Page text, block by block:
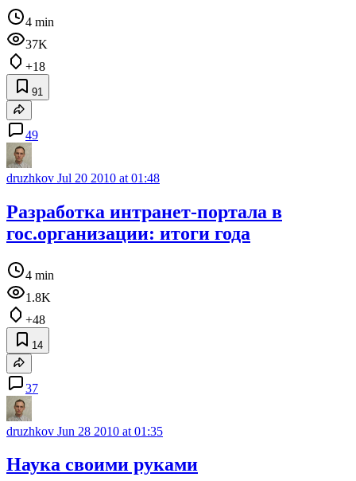
4 min
37K
+18
91
49
druzhkov Jul 20 2010 at 01:48
Разработка интранет-портала в
гос.организации: итоги года
4 min
1.8K
+48
14
37
druzhkov Jun 28 2010 at 01:35
Наука своими руками